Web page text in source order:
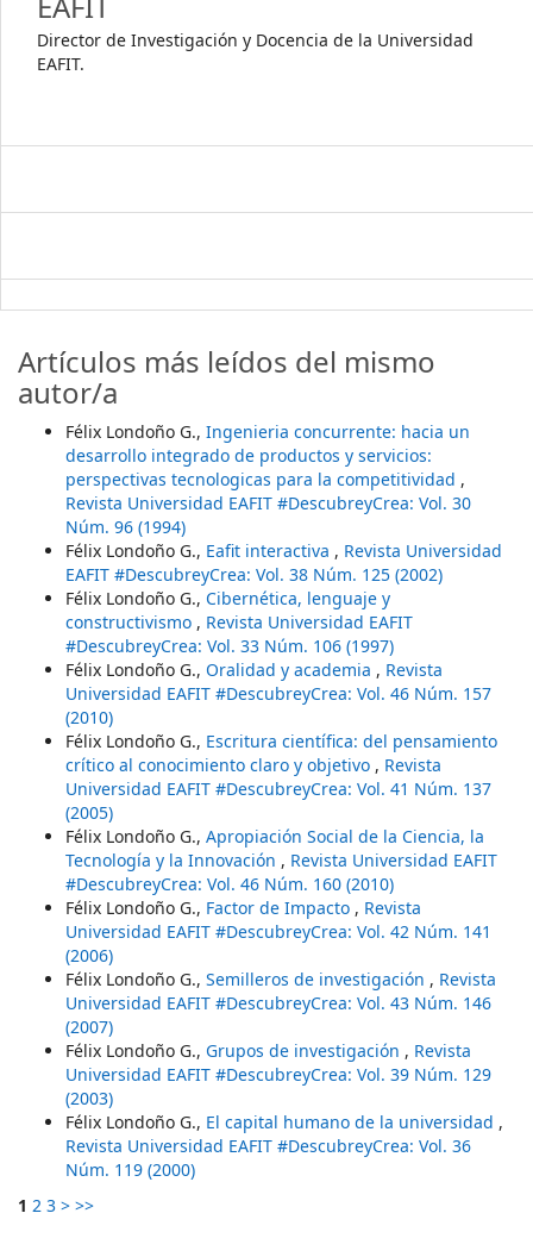
Director de Investigación y Docencia de la Universidad
EAFIT.
Artículos más leídos del mismo
autor/a
Félix Londoño G., Ingenieria concurrente: hacia un
desarrollo integrado de productos y servicios:
perspectivas tecnologicas para la competitividad ,
Revista Universidad EAFIT #DescubreyCrea: Vol. 30
Núm. 96 (1994)
Félix Londoño G., Eafit interactiva , Revista Universidad
EAFIT #DescubreyCrea: Vol. 38 Núm. 125 (2002)
Félix Londoño G., Cibernética, lenguaje y
constructivismo , Revista Universidad EAFIT
#DescubreyCrea: Vol. 33 Núm. 106 (1997)
Félix Londoño G., Oralidad y academia , Revista
Universidad EAFIT #DescubreyCrea: Vol. 46 Núm. 157
(2010)
Félix Londoño G., Escritura científica: del pensamiento
crítico al conocimiento claro y objetivo , Revista
Universidad EAFIT #DescubreyCrea: Vol. 41 Núm. 137
(2005)
Félix Londoño G., Apropiación Social de la Ciencia, la
Tecnología y la Innovación , Revista Universidad EAFIT
#DescubreyCrea: Vol. 46 Núm. 160 (2010)
Félix Londoño G., Factor de Impacto , Revista
Universidad EAFIT #DescubreyCrea: Vol. 42 Núm. 141
(2006)
Félix Londoño G., Semilleros de investigación , Revista
Universidad EAFIT #DescubreyCrea: Vol. 43 Núm. 146
(2007)
Félix Londoño G., Grupos de investigación , Revista
Universidad EAFIT #DescubreyCrea: Vol. 39 Núm. 129
(2003)
Félix Londoño G., El capital humano de la universidad ,
Revista Universidad EAFIT #DescubreyCrea: Vol. 36
Núm. 119 (2000)
1 2 3 > >>